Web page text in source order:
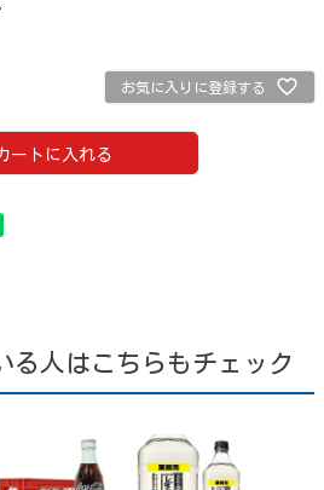
お気に入りに登録する
ートに入れる
る人はこちらもチェック